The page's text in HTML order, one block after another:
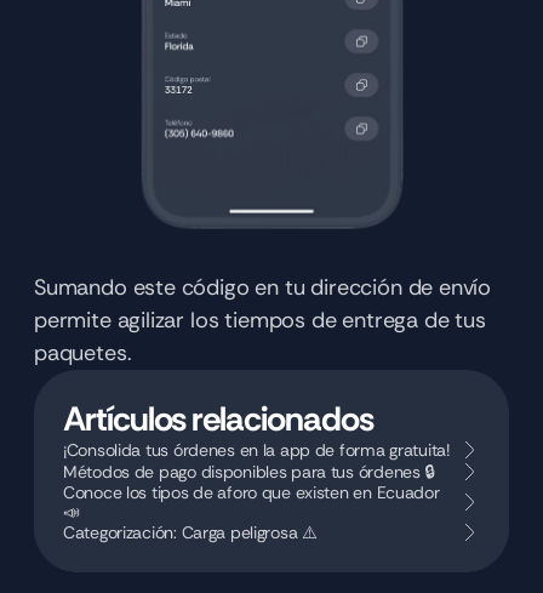
Sumando este código en tu dirección de envío
permite agilizar los tiempos de entrega de tus
paquetes.
Artículos relacionados
¡Consolida tus órdenes en la app de forma gratuita!
Métodos de pago disponibles para tus órdenes 🔒
Conoce los tipos de aforo que existen en Ecuador
📣
Categorización: Carga peligrosa ⚠️